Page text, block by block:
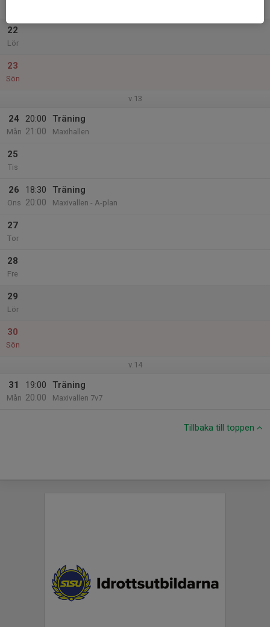
22
Lör
23
Sön
v.13
24
Mån
20:00
21:00
Träning
Maxihallen
25
Tis
26
Ons
18:30
20:00
Träning
Maxivallen - A-plan
27
Tor
28
Fre
29
Lör
30
Sön
v.14
31
Mån
19:00
20:00
Träning
Maxivallen 7v7
Tillbaka till toppen